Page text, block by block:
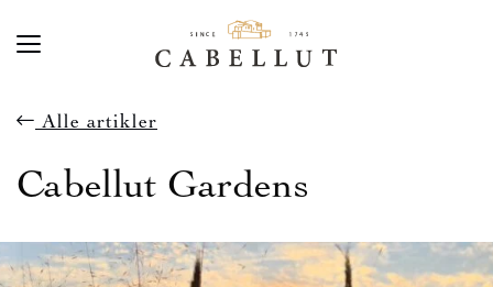
Alle artikler
Cabellut Gardens